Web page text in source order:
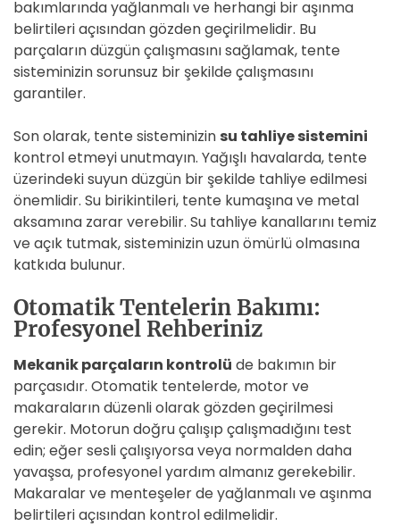
bakımlarında yağlanmalı ve herhangi bir aşınma
belirtileri açısından gözden geçirilmelidir. Bu
parçaların düzgün çalışmasını sağlamak, tente
sisteminizin sorunsuz bir şekilde çalışmasını
garantiler.
Son olarak, tente sisteminizin su tahliye sistemini
kontrol etmeyi unutmayın. Yağışlı havalarda, tente
üzerindeki suyun düzgün bir şekilde tahliye edilmesi
önemlidir. Su birikintileri, tente kumaşına ve metal
aksamına zarar verebilir. Su tahliye kanallarını temiz
ve açık tutmak, sisteminizin uzun ömürlü olmasına
katkıda bulunur.
Otomatik Tentelerin Bakımı:
Profesyonel Rehberiniz
Mekanik parçaların kontrolü de bakımın bir
parçasıdır. Otomatik tentelerde, motor ve
makaraların düzenli olarak gözden geçirilmesi
gerekir. Motorun doğru çalışıp çalışmadığını test
edin; eğer sesli çalışıyorsa veya normalden daha
yavaşsa, profesyonel yardım almanız gerekebilir.
Makaralar ve menteşeler de yağlanmalı ve aşınma
belirtileri açısından kontrol edilmelidir.